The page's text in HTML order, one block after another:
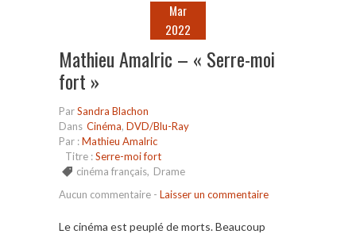
Mar
2022
Mathieu Amalric – « Serre-moi
fort »
ParSandra Blachon
Dans Cinéma, DVD/Blu-Ray
Par :Mathieu Amalric
Titre :Serre-moi fort
cinéma français, Drame
Aucun commentaire - Laisser un commentaire
Le cinéma est peuplé de morts. Beaucoup